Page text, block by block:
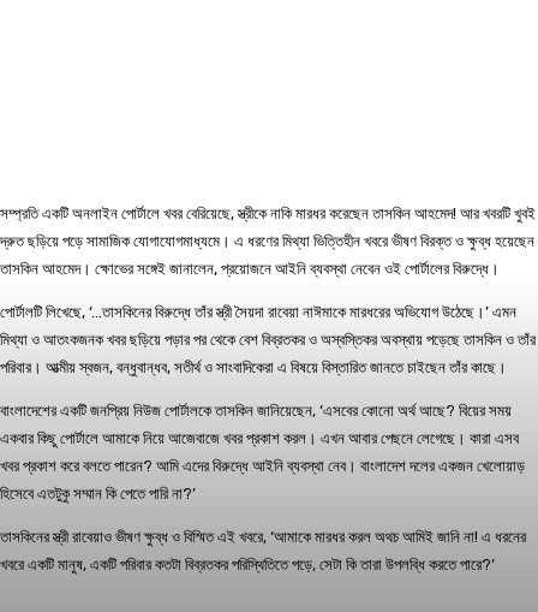
সম্প্রতি একটি অনলাইন পোর্টালে খবর বেরিয়েছে, স্ত্রীকে নাকি মারধর করেছেন তাসকিন আহমেদ! আর খবরটি খুবই
দ্রুত ছড়িয়ে পড়ে সামাজিক যোগাযোগমাধ্যমে। এ ধরণের মিথ্যা ভিত্তিহীন খবরে ভীষণ বিরক্ত ও ক্ষুব্ধ হয়েছেন
তাসকিন আহমেদ। ক্ষোভের সঙ্গেই জানালেন, প্রয়োজনে আইনি ব্যবস্থা নেবেন ওই পোর্টালের বিরুদ্ধে।
পোর্টালটি লিখেছে, ‘…তাসকিনের বিরুদ্ধে তাঁর স্ত্রী সৈয়দা রাবেয়া নাঈমাকে মারধরের অভিযোগ উঠেছে।’ এমন
মিথ্যা ও আতংকজনক খবর ছড়িয়ে পড়ার পর থেকে বেশ বিব্রতকর ও অস্বস্তিকর অবস্থায় পড়েছে তাসকিন ও তাঁর
পরিবার। আত্মীয় স্বজন, বন্ধুবান্ধব, সতীর্থ ও সাংবাদিকেরা এ বিষয়ে বিস্তারিত জানতে চাইছেন তাঁর কাছে।
বাংলাদেশের একটি জনপ্রিয় নিউজ পোর্টালকে তাসকিন জানিয়েছেন, ‘এসবের কোনো অর্থ আছে? বিয়ের সময়
একবার কিছু পোর্টালে আমাকে নিয়ে আজেবাজে খবর প্রকাশ করল। এখন আবার পেছনে লেগেছে। কারা এসব
খবর প্রকাশ করে বলতে পারেন? আমি এদের বিরুদ্ধে আইনি ব্যবস্থা নেব। বাংলাদেশ দলের একজন খেলোয়াড়
হিসেবে এতটুকু সম্মান কি পেতে পারি না?’
তাসকিনের স্ত্রী রাবেয়াও ভীষণ ক্ষুব্ধ ও বিস্মিত এই খবরে, ‘আমাকে মারধর করল অথচ আমিই জানি না! এ ধরনের
খবরে একটি মানুষ, একটি পরিবার কতটা বিব্রতকর পরিস্থিতিতে পড়ে, সেটা কি তারা উপলব্ধি করতে পারে?’